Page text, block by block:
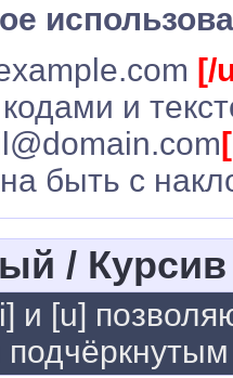
[/
и
быть с
/
и [u]